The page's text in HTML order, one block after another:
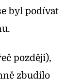
byl podívat
později),
zbudilo